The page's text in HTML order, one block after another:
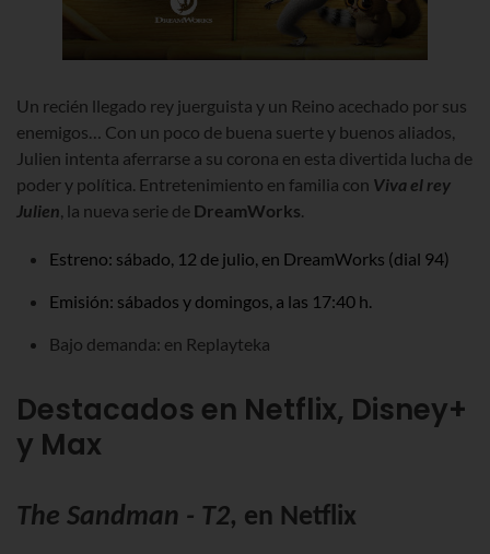
Un recién llegado rey juerguista y un Reino acechado por sus
enemigos… Con un poco de buena suerte y buenos aliados,
Julien intenta aferrarse a su corona en esta divertida lucha de
poder y política. Entretenimiento en familia con Viva el rey
Julien , la nueva serie de DreamWorks
Estreno: sábado, 12 de julio, en DreamWorks (dial 94)
Emisión: sábados y domingos, a las 17:40 h.
Bajo demanda: en Replayteka
Destacados en Netflix, Disney+
y Max
The Sandman - T2, en Netflix